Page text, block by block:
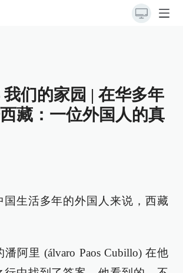
我们的家园 | 在华多年
藏：一位外国人的真
国生活多年的外国人来说，西藏
阿里 (álvaro Paos Cubillo) 在他